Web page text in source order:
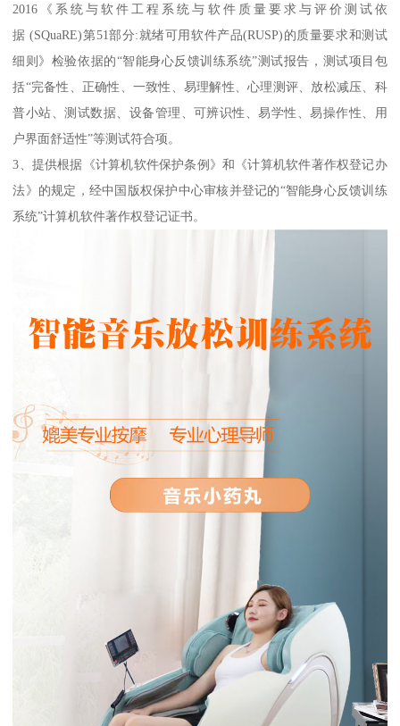
2016《系统与软件工程系统与软件质量要求与评价测试依
据 (SQuaRE)第51部分:就绪可用软件产品(RUSP)的质量要求和测试
细则》检验依据的“智能身心反馈训练系统”测试报告，测试项目包
括“完备性、正确性、一致性、易理解性、心理测评、放松减压、科
普小站、测试数据、设备管理、可辨识性、易学性、易操作性、用
户界面舒适性”等测试符合项。
3、提供根据《计算机软件保护条例》和《计算机软件著作权登记办
法》的规定，经中国版权保护中心审核并登记的“智能身心反馈训练
系统”计算机软件著作权登记证书。